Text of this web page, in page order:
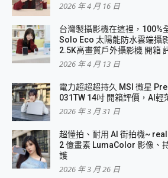
2026 年 4 月 16 日
台灣製攝影機在這裡，100%
Solo Eco 太陽能防水雲端攝
2.5K高畫質戶外攝影機 開箱
2026 年 4 月 13 日
電力超超超持久 MSI 微星
031TW 14吋 開箱評價，AI
2026 年 3 月 31 日
超懂拍、耐用 AI 街拍機~
2 億畫素 LumaColor 影像、
護
2026 年 3 月 26 日